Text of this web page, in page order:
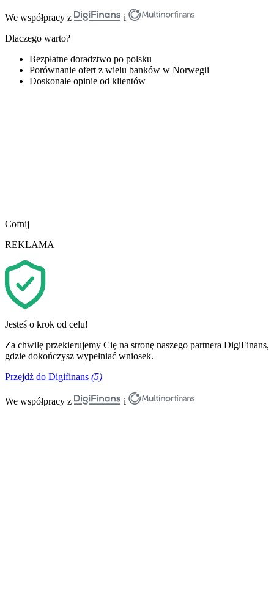
We współpracy z
i
Dlaczego warto?
Bezpłatne doradztwo po polsku
Porównanie ofert z wielu banków w Norwegii
Doskonałe opinie od klientów
Cofnij
REKLAMA
Jesteś o krok od celu!
Za chwilę przekierujemy Cię na stronę naszego partnera DigiFinans,
gdzie dokończysz wypełniać wniosek.
Przejdź do Digifinans (5)
We współpracy z i